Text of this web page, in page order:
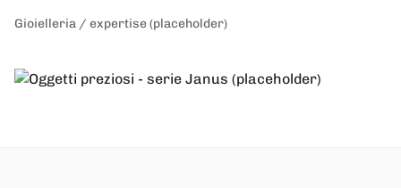
Gioielleria / expertise (placeholder)